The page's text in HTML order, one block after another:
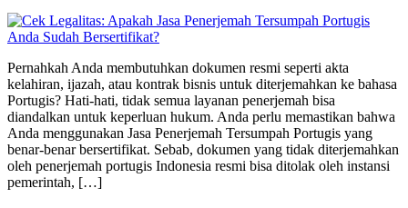
Pernahkah Anda membutuhkan dokumen resmi seperti akta
kelahiran, ijazah, atau kontrak bisnis untuk diterjemahkan ke bahasa
Portugis? Hati-hati, tidak semua layanan penerjemah bisa
diandalkan untuk keperluan hukum. Anda perlu memastikan bahwa
Anda menggunakan Jasa Penerjemah Tersumpah Portugis yang
benar-benar bersertifikat. Sebab, dokumen yang tidak diterjemahkan
oleh penerjemah portugis Indonesia resmi bisa ditolak oleh instansi
pemerintah, […]